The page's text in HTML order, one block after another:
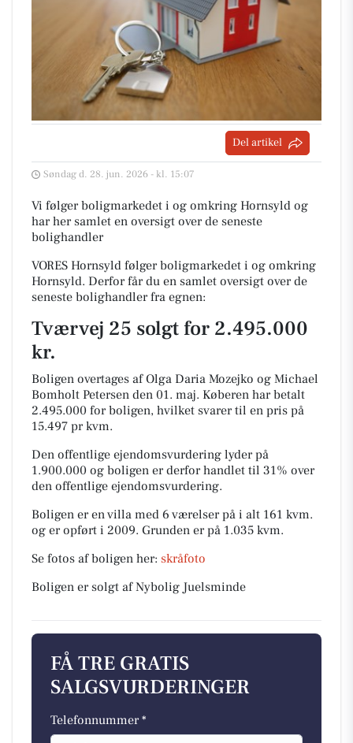
Del artikel
Søndag d. 28. jun. 2026 - kl. 15:07
Vi følger boligmarkedet i og omkring Hornsyld og
har her samlet en oversigt over de seneste
bolighandler
VORES Hornsyld følger boligmarkedet i og omkring
Hornsyld. Derfor får du en samlet oversigt over de
seneste bolighandler fra egnen:
Tværvej 25 solgt for 2.495.000
kr.
Boligen overtages af Olga Daria Mozejko og Michael
Bomholt Petersen den 01. maj. Køberen har betalt
2.495.000 for boligen, hvilket svarer til en pris på
15.497 pr kvm.
Den offentlige ejendomsvurdering lyder på
1.900.000 og boligen er derfor handlet til 31% over
den offentlige ejendomsvurdering.
Boligen er en villa med 6 værelser på i alt 161 kvm.
og er opført i 2009. Grunden er på 1.035 kvm.
Se fotos af boligen her: skråfoto
Boligen er solgt af Nybolig Juelsminde
FÅ TRE GRATIS
SALGSVURDERINGER
Telefonnummer *